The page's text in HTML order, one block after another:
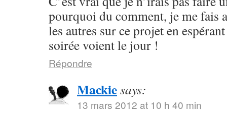
pourquoi du comment, je me fais
les autres sur ce projet en
soirée voient le jour !
Répondre
Mackiesays:
13 mars 2012 at 10 h 40 min